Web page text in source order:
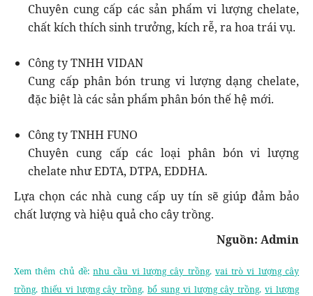
Chuyên cung cấp các sản phẩm vi lượng chelate,
chất kích thích sinh trưởng, kích rễ, ra hoa trái vụ.
Công ty TNHH VIDAN
Cung cấp phân bón trung vi lượng dạng chelate,
đặc biệt là các sản phẩm phân bón thế hệ mới.
Công ty TNHH FUNO
Chuyên cung cấp các loại phân bón vi lượng
chelate như EDTA, DTPA, EDDHA.
Lựa chọn các nhà cung cấp uy tín sẽ giúp đảm bảo
chất lượng và hiệu quả cho cây trồng.
Nguồn: Admin
Xem thêm chủ đề:nhu cầu vi lượng cây trồng, vai trò vi lượng cây
trồng, thiếu vi lượng cây trồng,bổ sung vi lượng cây trồng,vi lượng